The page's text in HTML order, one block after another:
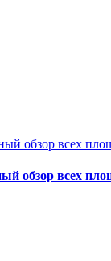
обзор всех